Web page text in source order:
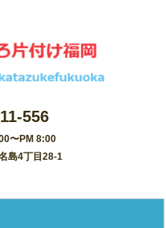
556
〜PM 8:00
島4丁目28-1